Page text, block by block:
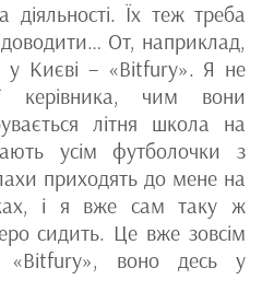
Їх теж треба
От, наприклад,
у Києві – «Bitfury». Я не
керівника, чим вони
літня школа на
усім футболочки з
приходять до мене на
і я вже сам таку ж
сидить. Це вже зовсім
«Bitfury», воно десь у